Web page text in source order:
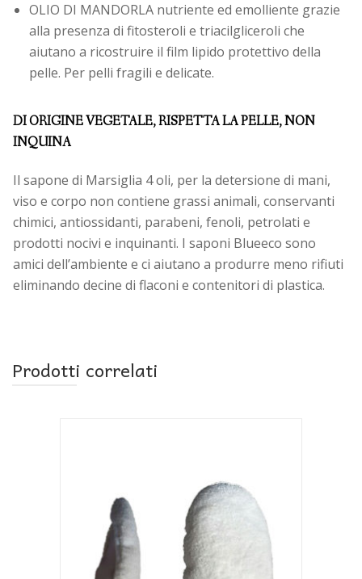
OLIO DI MANDORLA nutriente ed emolliente grazie
alla presenza di fitosteroli e triacilgliceroli che
aiutano a ricostruire il film lipido protettivo della
pelle. Per pelli fragili e delicate.
DI ORIGINE VEGETALE, RISPETTA LA PELLE, NON
INQUINA
Il sapone di Marsiglia 4 oli, per la detersione di mani,
viso e corpo non contiene grassi animali, conservanti
chimici, antiossidanti, parabeni, fenoli, petrolati e
prodotti nocivi e inquinanti. I saponi Blueeco sono
amici dell’ambiente e ci aiutano a produrre meno rifiuti
eliminando decine di flaconi e contenitori di plastica.
Prodotti correlati